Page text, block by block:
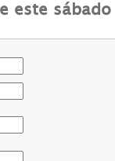
este